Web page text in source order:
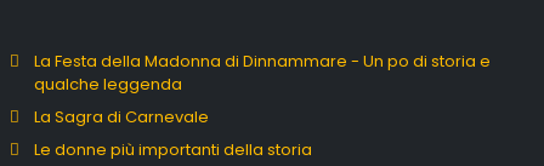
La Festa della Madonna di Dinnammare - Un po di storia e
qualche leggenda
La Sagra di Carnevale
Le donne più importanti della storia